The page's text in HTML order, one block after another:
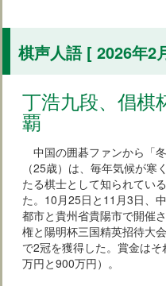
棋声人語 [ 2026年2
丁浩九段、倡棋
覇
中国の囲碁ファンから「
（25歳）は、毎年気候が
たる棋士として知られてい
た。10月25日と11月3日、
都市と貴州省貴陽市で開催
権と陽明杯三国精英招待大
で2冠を獲得した。賞金は
万円と900万円）。